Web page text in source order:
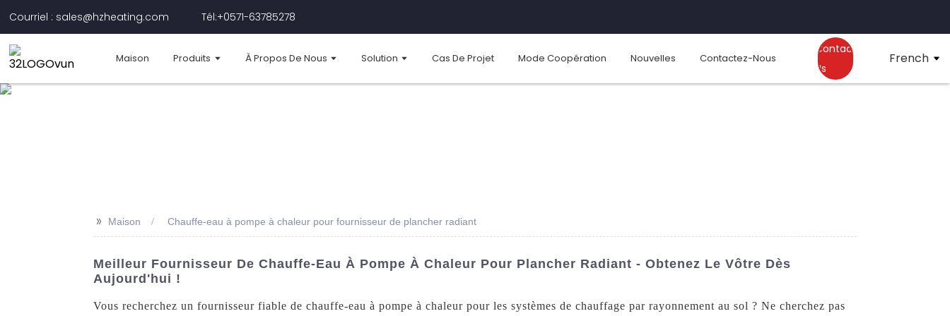
Courriel : sales@hzheating.com Tél:+0571-63785278
Maison Produits À Propos De Nous Solution Cas De Projet Mode Coopération Nouvelles Contactez-Nous
Contact
Us
French
>> Maison Chauffe-eau à pompe à chaleur pour fournisseur de plancher radiant
Meilleur Fournisseur De Chauffe-Eau À Pompe À Chaleur Pour Plancher Radiant - Obtenez Le Vôtre Dès
Aujourd'hui !
Vous recherchez un fournisseur fiable de chauffe-eau à pompe à chaleur pour les systèmes de chauffage par rayonnement au sol ? Ne cherchez pas